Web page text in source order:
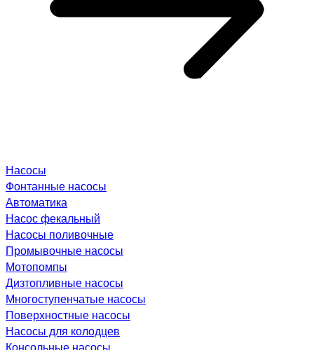
Насосы
Фонтанные насосы
Автоматика
Насос фекальный
Насосы поливочные
Промывочные насосы
Мотопомпы
Дизтопливные насосы
Многоступенчатые насосы
Поверхностные насосы
Насосы для колодцев